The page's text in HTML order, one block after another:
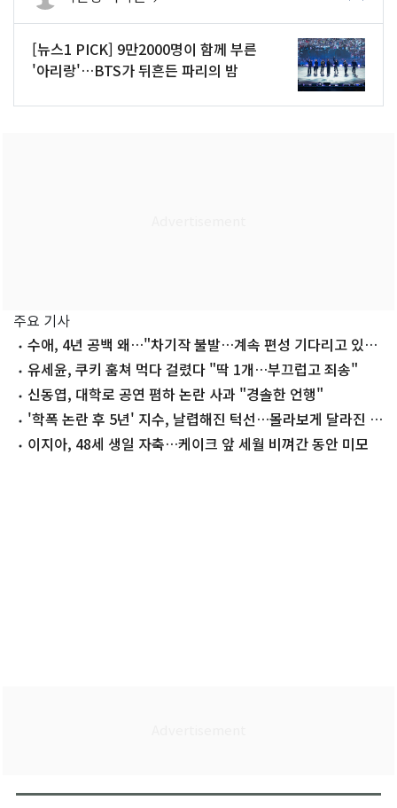
[뉴스1 PICK] 9만2000명이 함께 부른
'아리랑'…BTS가 뒤흔든 파리의 밤
주요 기사
수애, 4년 공백 왜…"차기작 불발…계속 편성 기다리고 있
다"유세윤, 쿠키 훔쳐 먹다 걸렸다 "딱 1개…부끄럽고 죄송"
신동엽, 대학로 공연 폄하 논란 사과 "경솔한 언행"
'학폭 논란 후 5년' 지수, 날렵해진 턱선…몰라보게 달라진 근
황 이지아, 48세 생일 자축…케이크 앞 세월 비껴간 동안 미모